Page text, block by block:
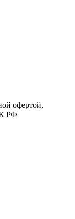
офертой,
РФ